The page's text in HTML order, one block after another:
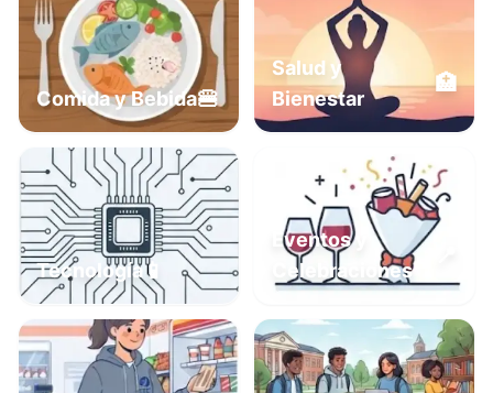
Comida y Bebida🍔
Salud y
Bienestar
🏥
Tecnología📱
Eventos y
Celebraciones